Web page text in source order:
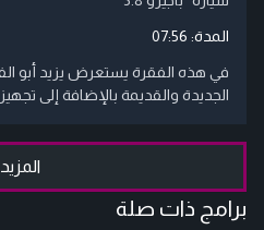
المدة: 07:56
في هذه الفقرة يستعرض يزيد أبو
الجديدة والقديمة بالإضافة إلى
المزيد
برامج ذات صلة